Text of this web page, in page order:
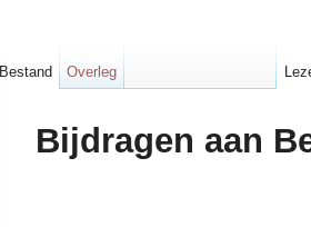
Bijdragen aan
Bestand Overleg